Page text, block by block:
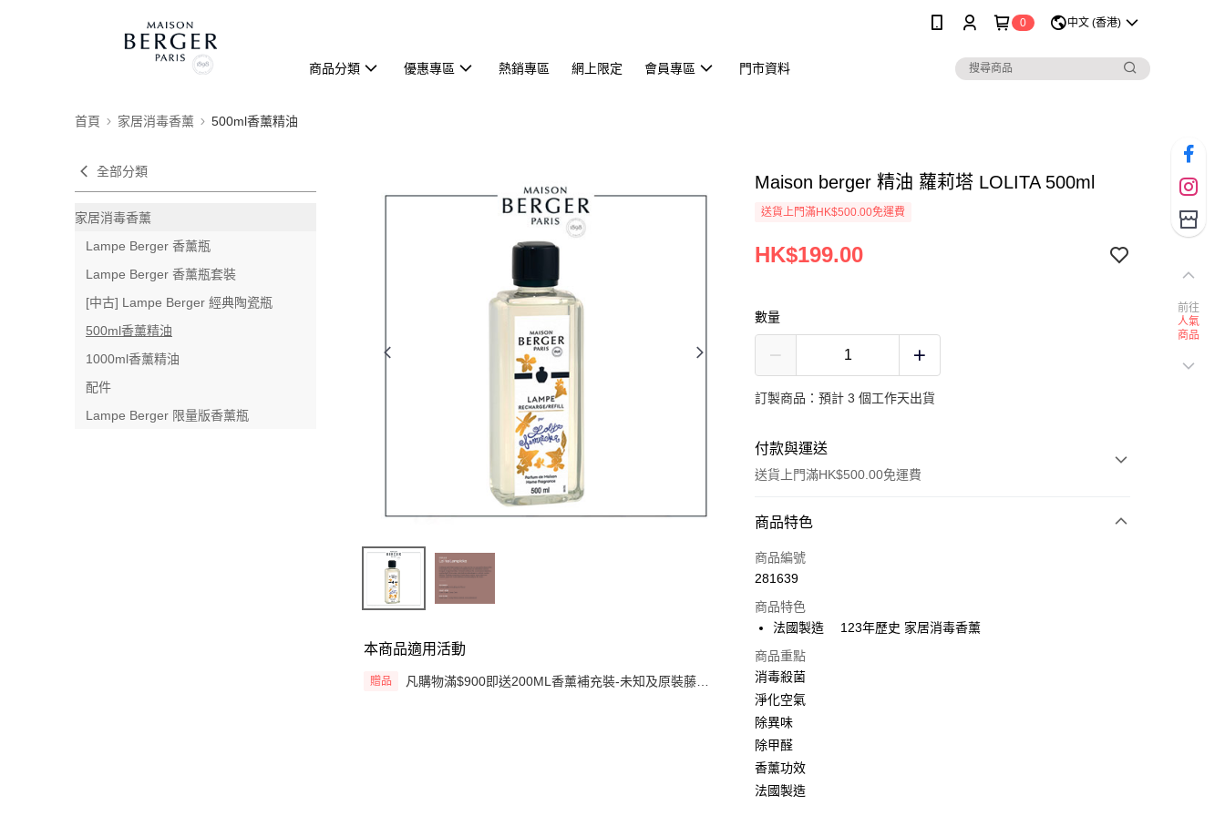
0 中文 (香港)
商品分類 優惠專區 熱銷專區 網上限定 會員專區 門市資料
首頁 家居消毒香薰 500ml香薰精油
全部分類
家居消毒香薰
Lampe Berger 香薰瓶
Lampe Berger 香薰瓶套裝
[中古] Lampe Berger 經典陶瓷瓶
500ml香薰精油
1000ml香薰精油
配件
Lampe Berger 限量版香薰瓶
本商品適用活動
贈品
凡購物滿$900即送200ML香薰補充裝-未知及原裝藤枝
Maison berger 精油 蘿莉塔 LOLITA 500ml
送貨上門滿HK$500.00免運費
HK$199.00
數量
訂製商品：預計 3 個工作天出貨
付款與運送
送貨上門滿HK$500.00免運費
付款方式
信用卡
WeChat Pay
送貨方式
可選擇宅配, 順豐智能櫃, 順豐自提點等 , 如須智能樻提貨請輸入順
豐自提點點碼便可
每筆HK$30.00，滿HK$500.00或以上免運費
付款後門市自取 (大約需時3-5個工作天送達所選店舖, 客人會收到S
商品特色
商品編號
281639
商品特色
法國製造 123年歷史 家居消毒香薰
商品重點
消毒殺菌
淨化空氣
除異味
除甲醛
香薰功效
法國製造
前往
人氣
商品